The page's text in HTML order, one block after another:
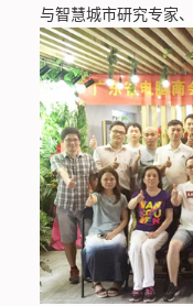
与智慧城市研究专家